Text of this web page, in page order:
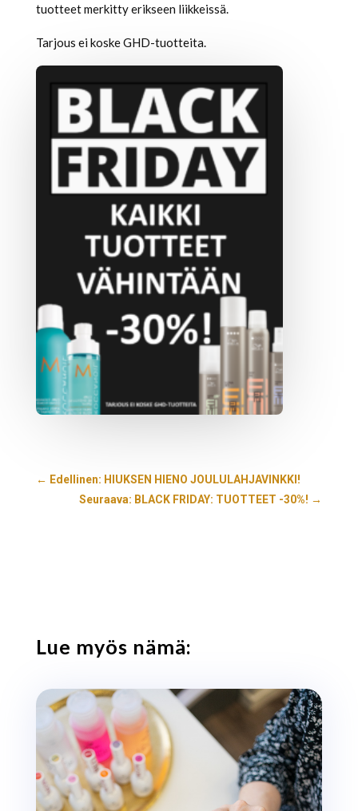
tuotteet merkitty erikseen liikkeissä.
Tarjous ei koske GHD-tuotteita.
← Edellinen: HIUKSEN HIENO JOULULAHJAVINKKI!
Seuraava: BLACK FRIDAY: TUOTTEET -30%! →
Lue myös nämä: